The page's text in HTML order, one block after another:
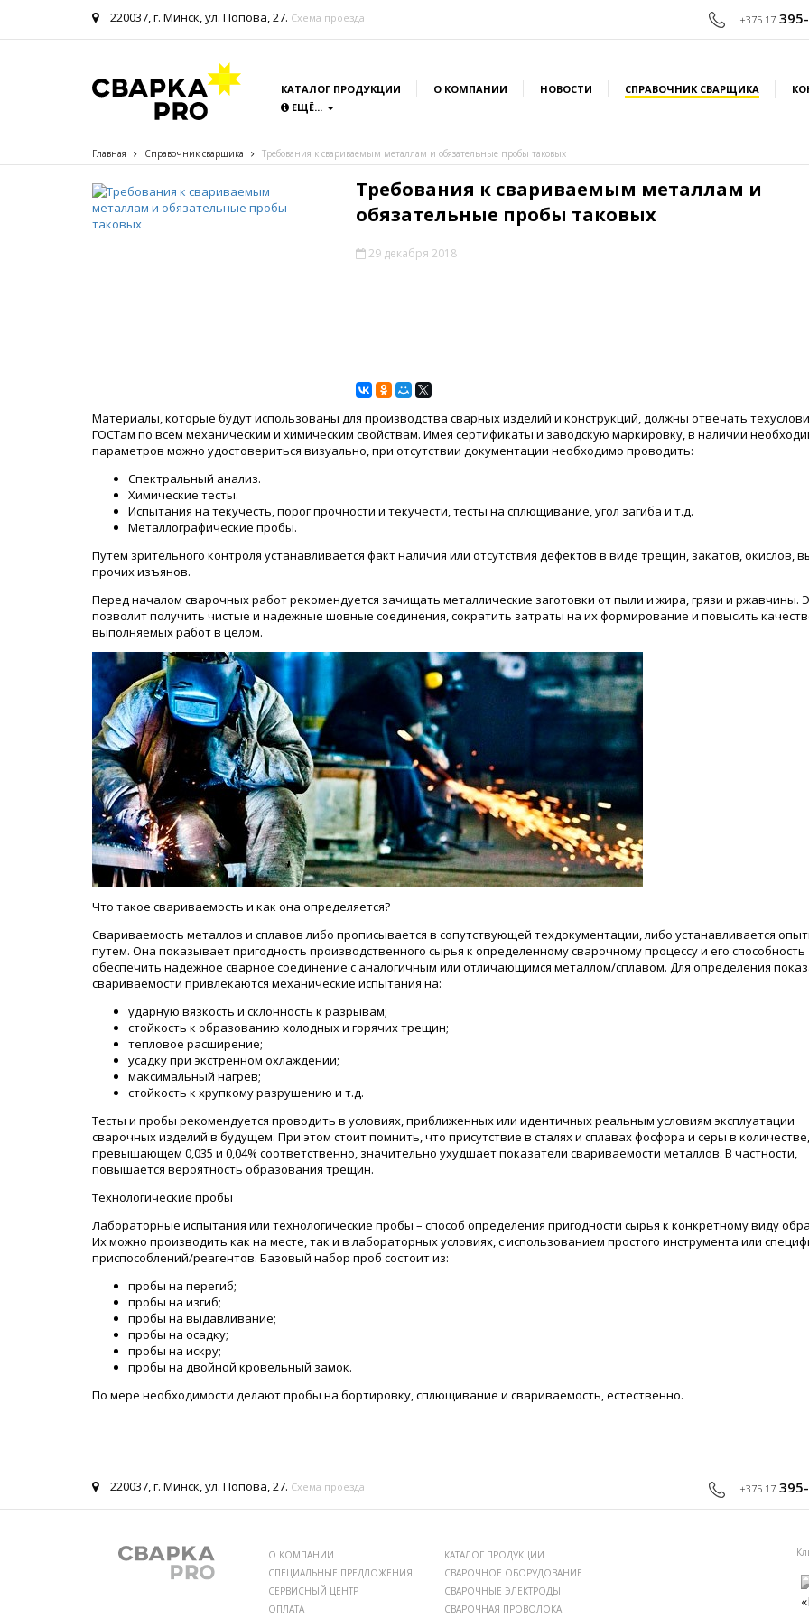
220037, г. Минск, ул. Попова, 27. Схема проезда +375 17
КАТАЛОГ ПРОДУКЦИИ О КОМПАНИИ НОВОСТИ СПРАВОЧНИК СВАРЩИКА
ЕЩЁ...
Главная Справочник сварщика Требования к свариваемым металлам и обязательные пробы таковых
Требования к свариваемым металлам и
обязательные пробы таковых
29 декабря 2018
Материалы, которые будут использованы для производства сварных изделий и конструкций, должны отвечать
ГОСТам по всем механическим и химическим свойствам. Имея сертификаты и заводскую маркировку, в наличии
параметров можно удостовериться визуально, при отсутствии документации необходимо проводить:
Спектральный анализ.
Химические тесты.
Испытания на текучесть, порог прочности и текучести, тесты на сплющивание, угол загиба и т.д.
Металлографические пробы.
Путем зрительного контроля устанавливается факт наличия или отсутствия дефектов в виде трещин, закатов, окислов,
прочих изъянов.
Перед началом сварочных работ рекомендуется зачищать металлические заготовки от пыли и жира, грязи и ржавчины.
позволит получить чистые и надежные шовные соединения, сократить затраты на их формирование и повысить
выполняемых работ в целом.
Что такое свариваемость и как она определяется?
Свариваемость металлов и сплавов либо прописывается в сопутствующей техдокументации, либо устанавливается
путем. Она показывает пригодность производственного сырья к определенному сварочному процессу и его способность
обеспечить надежное сварное соединение с аналогичным или отличающимся металлом/сплавом. Для определения
свариваемости привлекаются механические испытания на:
ударную вязкость и склонность к разрывам;
стойкость к образованию холодных и горячих трещин;
тепловое расширение;
усадку при экстренном охлаждении;
максимальный нагрев;
стойкость к хрупкому разрушению и т.д.
Тесты и пробы рекомендуется проводить в условиях, приближенных или идентичных реальным условиям эксплуатации
сварочных изделий в будущем. При этом стоит помнить, что присутствие в сталях и сплавах фосфора и серы в количестве,
превышающем 0,035 и 0,04% соответственно, значительно ухудшает показатели свариваемости металлов. В частности,
повышается вероятность образования трещин.
Технологические пробы
Лабораторные испытания или технологические пробы – способ определения пригодности сырья к конкретному виду
Их можно производить как на месте, так и в лабораторных условиях, с использованием простого инструмента или
приспособлений/реагентов. Базовый набор проб состоит из:
пробы на перегиб;
пробы на изгиб;
пробы на выдавливание;
пробы на осадку;
пробы на искру;
пробы на двойной кровельный замок.
По мере необходимости делают пробы на бортировку, сплющивание и свариваемость, естественно.
220037, г. Минск, ул. Попова, 27. Схема проезда +375 17
О КОМПАНИИ
СПЕЦИАЛЬНЫЕ ПРЕДЛОЖЕНИЯ
СЕРВИСНЫЙ ЦЕНТР
ОПЛАТА
КАТАЛОГ ПРОДУКЦИИ
СВАРОЧНОЕ ОБОРУДОВАНИЕ
СВАРОЧНЫЕ ЭЛЕКТРОДЫ
СВАРОЧНАЯ ПРОВОЛОКА